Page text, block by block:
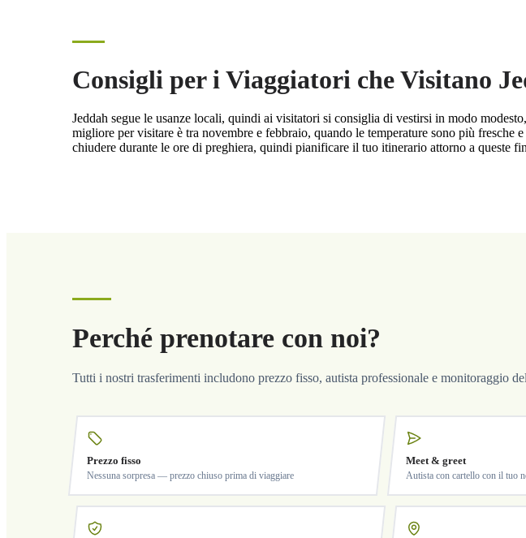
Consigli per i Viaggiatori che Visitano
Jeddah segue le usanze locali, quindi ai visitatori si consiglia di vestirsi in modo
migliore per visitare è tra novembre e febbraio, quando le temperature sono più
chiudere durante le ore di preghiera, quindi pianificare il tuo itinerario attorno a queste
Perché prenotare con noi?
Tutti i nostri trasferimenti includono prezzo fisso, autista professionale e monitoraggio
Prezzo fisso
Nessuna sorpresa — prezzo chiuso prima di viaggiare
Meet & greet
Autista con cartello con il tuo